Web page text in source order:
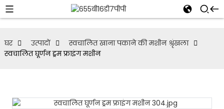
घर उत्पादों
स्वचालित खाना पकाने की मशीन श्रृंखला
स्वचालित घूर्णन ड्रम फ्राइंग मशीन